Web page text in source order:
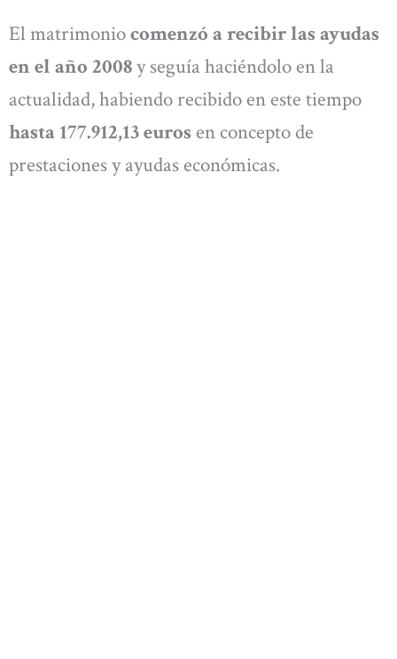
El matrimoniocomenzó a recibir las ayudas
en el año 2008y seguía haciéndolo en la
actualidad, habiendo recibido en este tiempo
hasta 177.912,13 euros en concepto de
prestaciones y ayudas económicas.